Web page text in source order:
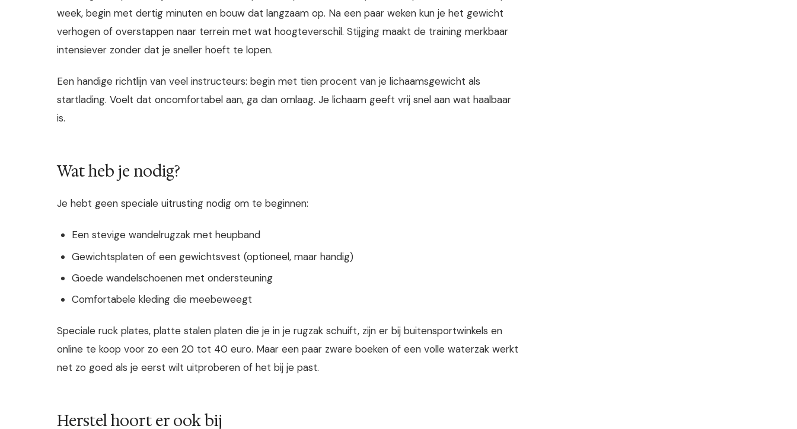
week, begin met dertig minuten en bouw dat langzaam op. Na een paar weken kun je het gewicht
verhogen of overstappen naar terrein met wat hoogteverschil. Stijging maakt de training merkbaar
intensiever zonder dat je sneller hoeft te lopen.
Een handige richtlijn van veel instructeurs: begin met tien procent van je lichaamsgewicht als
startlading. Voelt dat oncomfortabel aan, ga dan omlaag. Je lichaam geeft vrij snel aan wat haalbaar
is.
Wat heb je nodig?
Je hebt geen speciale uitrusting nodig om te beginnen:
Een stevige wandelrugzak met heupband
Gewichtsplaten of een gewichtsvest (optioneel, maar handig)
Goede wandelschoenen met ondersteuning
Comfortabele kleding die meebeweegt
Speciale ruck plates, platte stalen platen die je in je rugzak schuift, zijn er bij buitensportwinkels en
online te koop voor zo een 20 tot 40 euro. Maar een paar zware boeken of een volle waterzak werkt
net zo goed als je eerst wilt uitproberen of het bij je past.
Herstel hoort er ook bij